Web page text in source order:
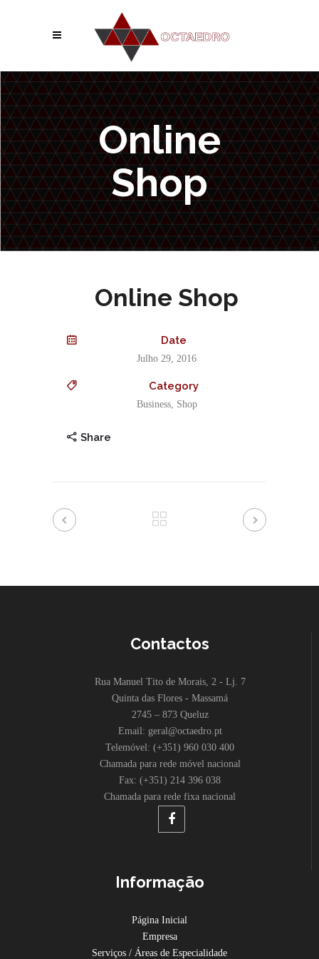
Online
Shop
Online Shop
Date
Julho 29, 2016
Category
Business, Shop
Share
Contactos
Rua Manuel Tito de Morais, 2 - Lj. 7
Quinta das Flores - Massamá
2745 – 873 Queluz
Email: geral@octaedro.pt
Telemóvel: (+351) 960 030 400
Chamada para rede móvel nacional
Fax: (+351) 214 396 038
Chamada para rede fixa nacional
Informação
Página Inicial
Empresa
Serviços / Áreas de Especialidade